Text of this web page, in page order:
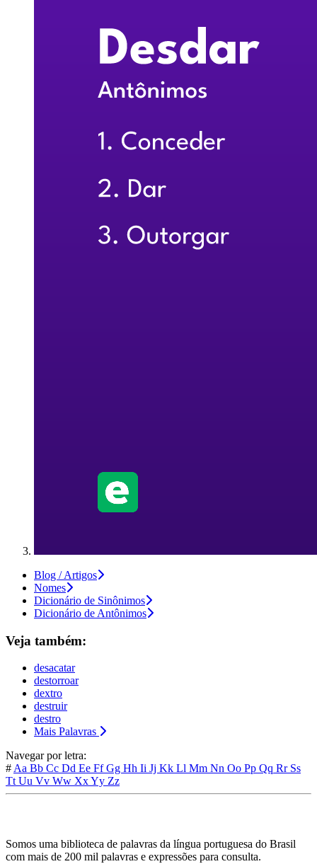
Blog / Artigos
Nomes
Dicionário de Sinônimos
Dicionário de Antônimos
Veja também:
desacatar
destorroar
dextro
destruir
destro
Mais Palavras
Navegar por letra:
# Aa Bb Cc Dd Ee FfGg Hh Ii Jj Kk Ll Mm Nn Oo Pp Qq Rr Ss
Tt Uu Vv Ww XxYy Zz
Somos uma biblioteca de palavras da língua portuguesa do Brasil
com mais de 200 mil palavras e expressões para consulta.